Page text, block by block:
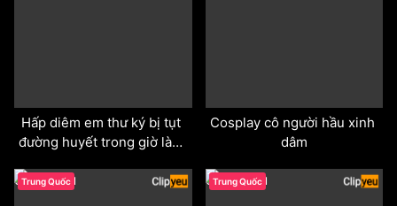
Hấp diêm em thư ký bị tụt
đường huyết trong giờ làm
Cosplay cô người hầu xinh
dâm
Trung Quốc
odd Trung Quốc
odd